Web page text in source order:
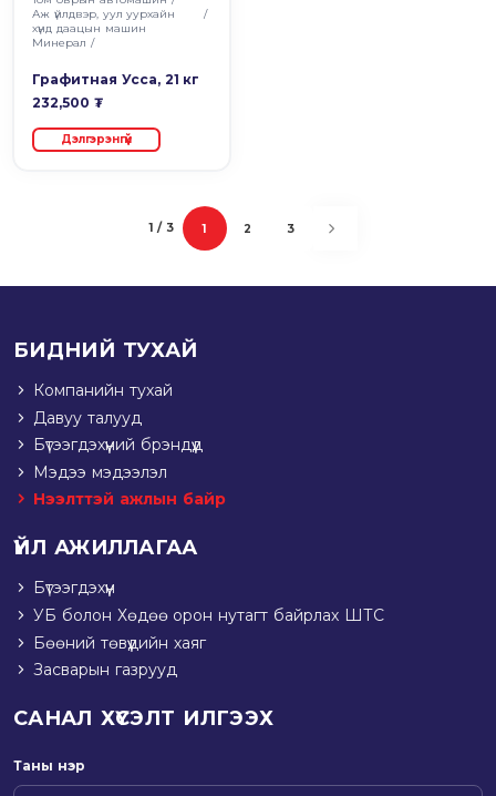
Аж үйлдвэр, уул уурхайн
хүнд даацын машин
/
Минерал /
Графитная Усса, 21 кг
232,500 ₮
Дэлгэрэнгүй
1 / 3 1(current)
2 3
БИДНИЙ ТУХАЙ
Компанийн тухай
Давуу талууд
Бүтээгдэхүүний брэндүүд
Мэдээ мэдээлэл
Нээлттэй ажлын байр
ҮЙЛ АЖИЛЛАГАА
Бүтээгдэхүүн
УБ болон Хөдөө орон нутагт байрлах ШТС
Бөөний төвүүдийн хаяг
Засварын газрууд
САНАЛ ХҮСЭЛТ ИЛГЭЭХ
Таны нэр